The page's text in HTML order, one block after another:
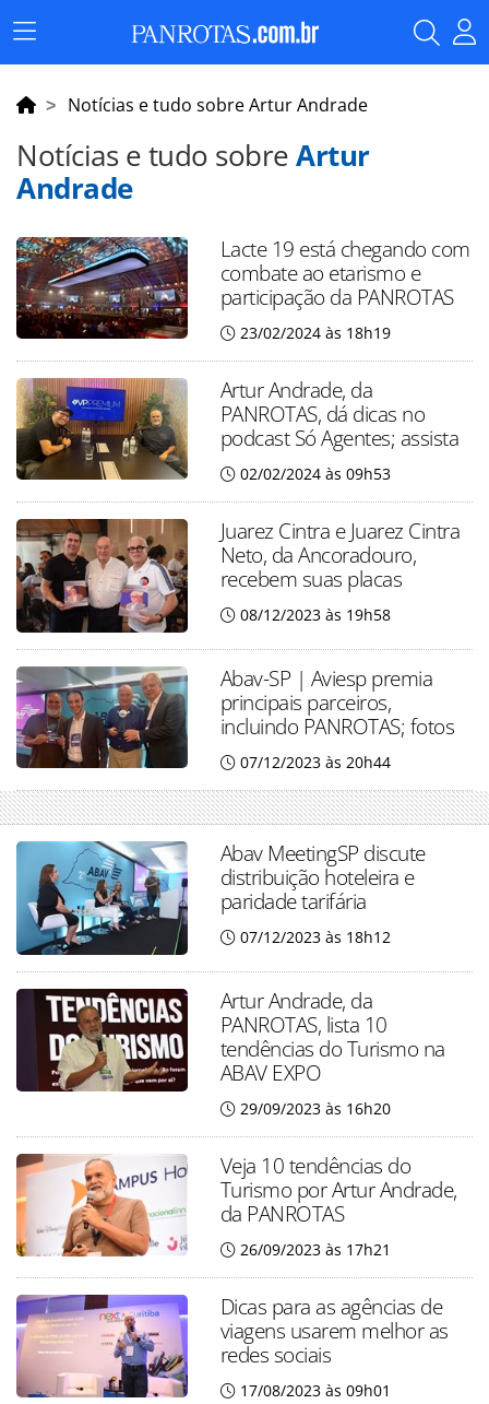
Menu
Principal
Notícias e tudo sobre Artur Andrade
Notícias e tudo sobreArtur
Andrade
Lacte 19 está chegando com
combate ao etarismo e
participação da PANROTAS
23/02/2024 às 18h19
Artur Andrade, da
PANROTAS, dá dicas no
podcast Só Agentes; assista
02/02/2024 às 09h53
Juarez Cintra e Juarez Cintra
Neto, da Ancoradouro,
recebem suas placas
08/12/2023 às 19h58
Abav-SP | Aviesp premia
principais parceiros,
incluindo PANROTAS; fotos
07/12/2023 às 20h44
Abav MeetingSP discute
distribuição hoteleira e
paridade tarifária
07/12/2023 às 18h12
Artur Andrade, da
PANROTAS, lista 10
tendências do Turismo na
ABAV EXPO
29/09/2023 às 16h20
Veja 10 tendências do
Turismo por Artur Andrade,
da PANROTAS
26/09/2023 às 17h21
Dicas para as agências de
viagens usarem melhor as
redes sociais
17/08/2023 às 09h01